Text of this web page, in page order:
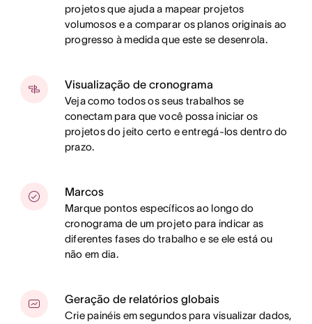
projetos que ajuda a mapear projetos
volumosos e a comparar os planos originais ao
progresso à medida que este se desenrola.
Visualização de cronograma
Veja como todos os seus trabalhos se
conectam para que você possa iniciar os
projetos do jeito certo e entregá-los dentro do
prazo.
Marcos
Marque pontos específicos ao longo do
cronograma de um projeto para indicar as
diferentes fases do trabalho e se ele está ou
não em dia.
Geração de relatórios globais
Crie painéis em segundos para visualizar dados,